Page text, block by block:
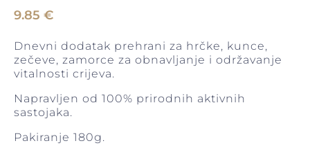
9.85 €
Dnevni dodatak prehrani za hrčke, kunce,
zečeve, zamorce za obnavljanje i održavanje
vitalnosti crijeva.
Napravljen od 100% prirodnih aktivnih
sastojaka.
Pakiranje 180g.